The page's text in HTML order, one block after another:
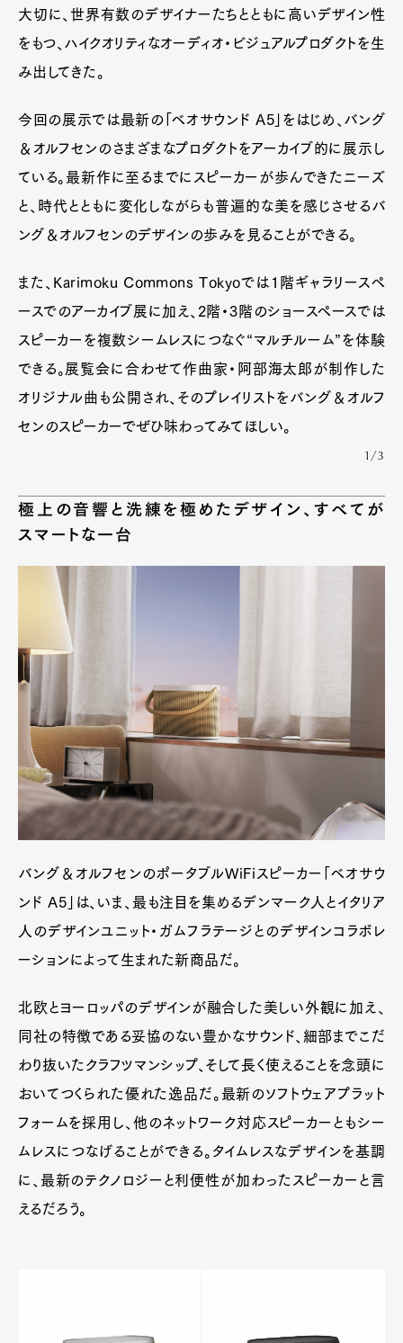
大切に、世界有数のデザイナーたちとともに高いデザイン性
をもつ、ハイクオリティなオーディオ・ビジュアルプロダクトを生
み出してきた。
今回の展示では最新の「ベオサウンド A5」をはじめ、バング
＆オルフセンのさまざまなプロダクトをアーカイブ的に展示し
ている。最新作に至るまでにスピーカーが歩んできたニーズ
と、時代とともに変化しながらも普遍的な美を感じさせるバ
ング＆オルフセンのデザインの歩みを見ることができる。
また、Karimoku Commons Tokyoでは1階ギャラリースペ
ースでのアーカイブ展に加え、2階・3階のショースペースでは
スピーカーを複数シームレスにつなぐ“マルチルーム”を体験
できる。展覧会に合わせて作曲家・阿部海太郎が制作した
オリジナル曲も公開され、そのプレイリストをバング＆オルフ
センのスピーカーでぜひ味わってみてほしい。
1/3
極上の音響と洗練を極めたデザイン、すべてが
スマートな一台
バング＆オルフセンのポータブルWiFiスピーカー「ベオサウ
ンド A5」は、いま、最も注目を集めるデンマーク人とイタリア
人のデザインユニット・ガムフラテージとのデザインコラボレ
ーションによって生まれた新商品だ。
北欧とヨーロッパのデザインが融合した美しい外観に加え、
同社の特徴である妥協のない豊かなサウンド、細部までこだ
わり抜いたクラフツマンシップ、そして長く使えることを念頭に
おいてつくられた優れた逸品だ。最新のソフトウェアプラット
フォームを採用し、他のネットワーク対応スピーカーともシー
ムレスにつなげることができる。タイムレスなデザインを基調
に、最新のテクノロジーと利便性が加わったスピーカーと言
えるだろう。